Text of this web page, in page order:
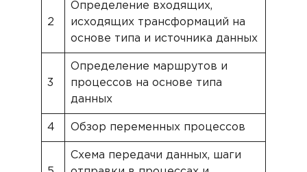
2
Определение входящих,
исходящих трансформаций на
основе типа и источника данных
3
Определение маршрутов и
процессов на основе типа
данных
4 Обзор переменных процессов
Схема передачи данных, шаги